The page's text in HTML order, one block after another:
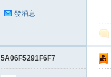
發消息
5A06F5291F6F7